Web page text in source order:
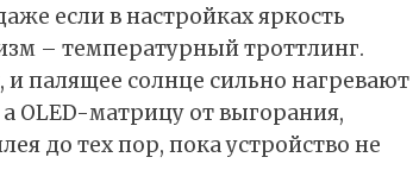
если в настройках яркость
– температурный троттлинг.
палящее солнце сильно нагревают
OLED-матрицу от выгорания,
до тех пор, пока устройство не